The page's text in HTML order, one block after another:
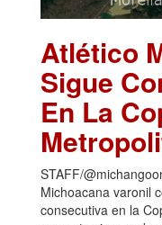
Atlético
Sigue
En La
STAFF/
Michoacana varonil
consecutiva en la